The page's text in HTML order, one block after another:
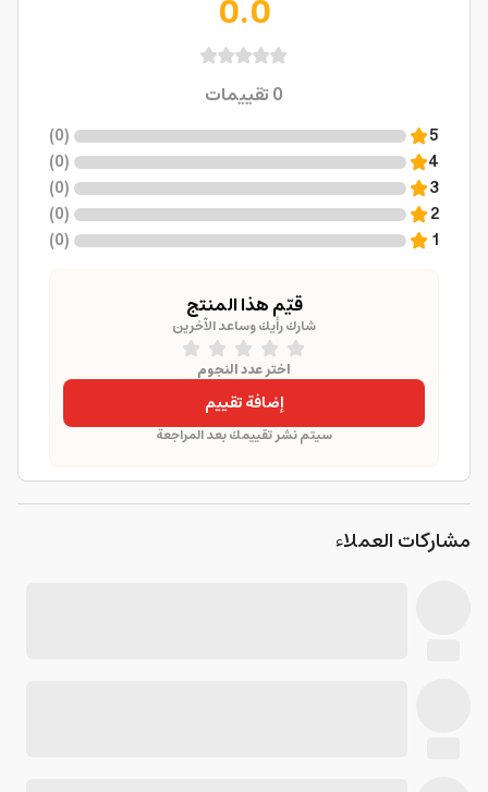
0.0
0تقييمات
5
(
0
)
4
(
0
)
3
(
0
)
2
(
0
)
1
(
0
)
قيّم هذا المنتج
شارك رأيك وساعد الآخرين
اختر عدد النجوم
إضافة تقييم
سيتم نشر تقييمك بعد المراجعة
مشاركات العملاء